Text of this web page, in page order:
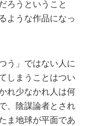
ろうということ
ような作品になっ
う」ではない人に
しまうことはつい
れ少なかれ人は何
、陰謀論者とされ
ま地球が平面であ